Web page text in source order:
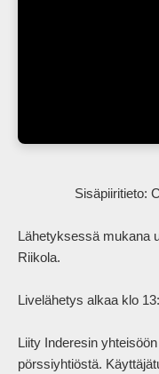
Lähetyksessä mukana
Riikola.
Livelähetys alkaa klo
Liity Inderesin
pörssiyhtiöstä.